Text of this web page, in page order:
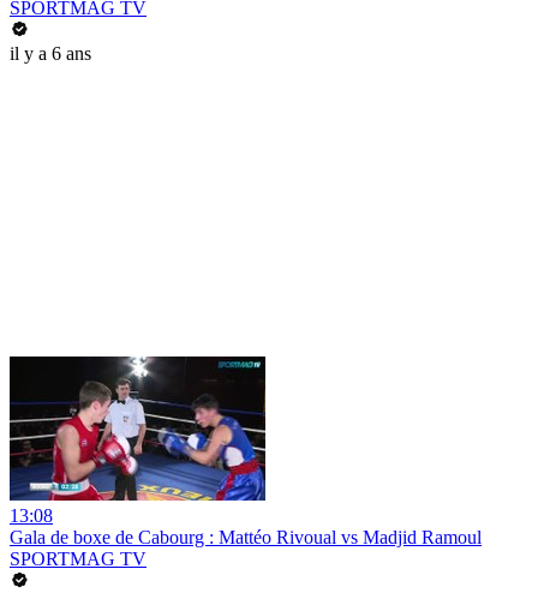
SPORTMAG TV
il y a 6 ans
13:08
Gala de boxe de Cabourg : Mattéo Rivoual vs Madjid Ramoul
SPORTMAG TV